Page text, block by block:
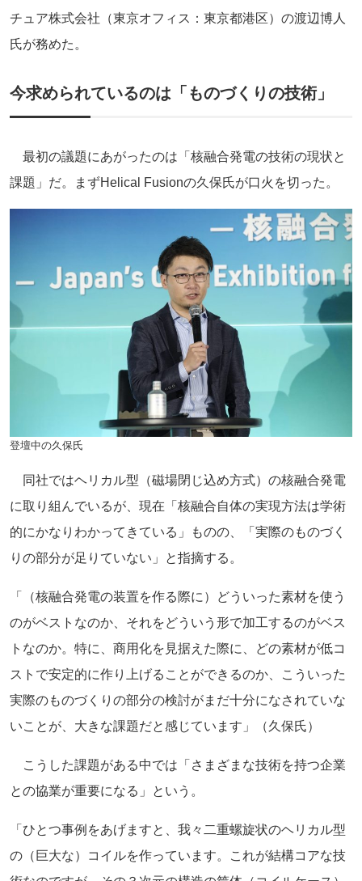
チュア株式会社（東京オフィス：東京都港区）の渡辺博人
氏が務めた。
今求められているのは「ものづくりの技術」
最初の議題にあがったのは「核融合発電の技術の現状と
課題」だ。まずHelical Fusionの久保氏が口火を切った。
登壇中の久保氏
同社ではヘリカル型（磁場閉じ込め方式）の核融合発電
に取り組んでいるが、現在「核融合自体の実現方法は学術
的にかなりわかってきている」ものの、「実際のものづく
りの部分が足りていない」と指摘する。
「（核融合発電の装置を作る際に）どういった素材を使う
のがベストなのか、それをどういう形で加工するのがベス
トなのか。特に、商用化を見据えた際に、どの素材が低コ
ストで安定的に作り上げることができるのか、こういった
実際のものづくりの部分の検討がまだ十分になされていな
いことが、大きな課題だと感じています」（久保氏）
こうした課題がある中では「さまざまな技術を持つ企業
との協業が重要になる」という。
「ひとつ事例をあげますと、我々二重螺旋状のヘリカル型
の（巨大な）コイルを作っています。これが結構コアな技